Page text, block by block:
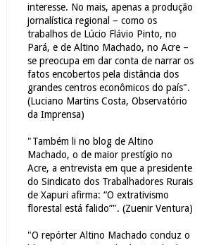
interesse. No mais, apenas a produção
jornalística regional – como os
trabalhos de Lúcio Flávio Pinto, no
Pará, e de Altino Machado, no Acre –
se preocupa em dar conta de narrar os
fatos encobertos pela distância dos
grandes centros econômicos do país".
(Luciano Martins Costa, Observatório
da Imprensa)
"Também li no blog de Altino
Machado, o de maior prestígio no
Acre, a entrevista em que a presidente
do Sindicato dos Trabalhadores Rurais
de Xapuri afirma: “O extrativismo
florestal está falido”". (Zuenir Ventura)
"O repórter Altino Machado conduz o